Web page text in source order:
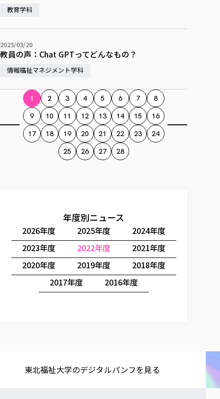
教育学科
2023/03/20
教員の声：Chat GPTってどんなもの？
情報福祉マネジメント学科
1 2 3 4 5 6 7
8
9
10 11 12 13 14 15
16
17
18 19 20 21 22 23
24
25
26 27 28
年度別ニュース
2026年度 2025年度
2024年度
2023年度
2022年度
2021年度
2020年度
2019年度
2018年度
2017年度
2016年度
東北福祉大学の​デジタルパンフを​見る​